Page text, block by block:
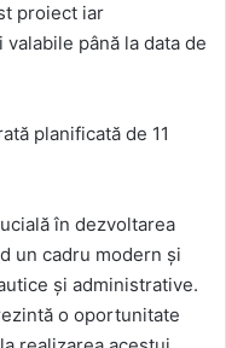
proiect iar
până la data de
planificată de 11
în dezvoltarea
un cadru modern și
și administrative.
o oportunitate